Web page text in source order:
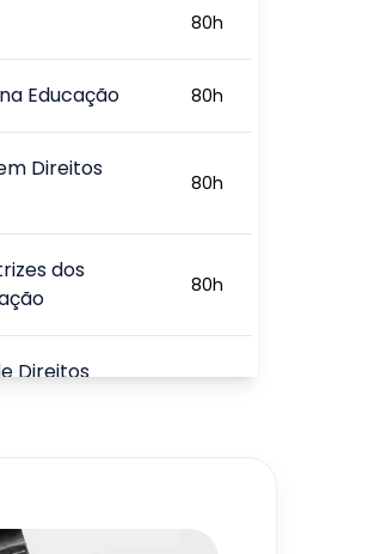
80h
Educação 80h
Direitos
80h
dos
80h
Direitos
80h